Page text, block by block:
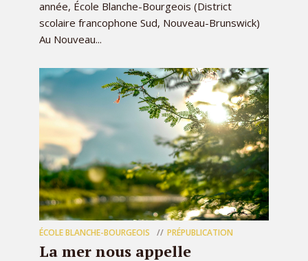
année, École Blanche-Bourgeois (District
scolaire francophone Sud, Nouveau-Brunswick)
Au Nouveau...
ÉCOLE BLANCHE-BOURGEOIS PRÉPUBLICATION
La mer nous appelle